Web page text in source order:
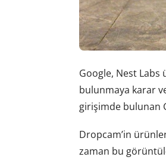
Google, Nest Labs
bulunmaya karar
girişimde bulunan
Dropcam’in
zaman bu